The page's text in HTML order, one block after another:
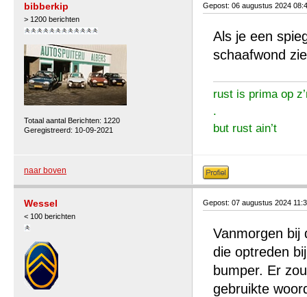
bibberkip
> 1200 berichten
Totaal aantal Berichten: 1220
Geregistreerd: 10-09-2021
Gepost: 06 augustus 2024
Als je een
schaafwond
rust is prima op
.
but rust ain’t
naar boven
Wessel
< 100 berichten
Gepost: 07 augustus 2024
Vanmorgen bij
die optreden
bumper. Er
gebruikte